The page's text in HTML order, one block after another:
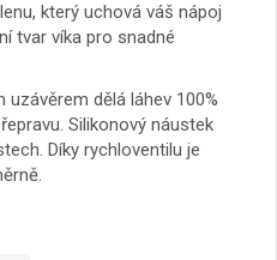
který uchová váš nápoj
tvar víka pro snadné
dělá láhev 100%
Silikonový náustek
Díky rychloventilu je